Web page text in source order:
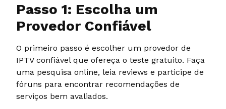
Passo 1: Escolha um
Provedor Confiável
O primeiro passo é escolher um provedor de
IPTV confiável que ofereça o teste gratuito. Faça
uma pesquisa online, leia reviews e participe de
fóruns para encontrar recomendações de
serviços bem avaliados.